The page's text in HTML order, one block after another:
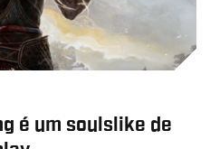
é um soulslike de